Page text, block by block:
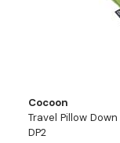
Cocoon
Travel Pillow
DP2